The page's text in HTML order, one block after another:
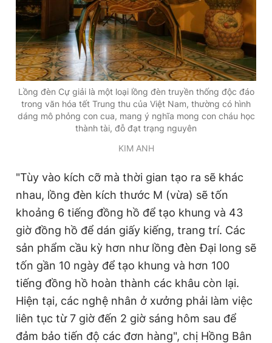
Lồng đèn Cự giải là một loại lồng đèn truyền thống độc đáo
trong văn hóa tết Trung thu của Việt Nam, thường có hình
dáng mô phỏng con cua, mang ý nghĩa mong con cháu học
thành tài, đỗ đạt trạng nguyên
KIM ANH
"Tùy vào kích cỡ mà thời gian tạo ra sẽ khác
nhau, lồng đèn kích thước M (vừa) sẽ tốn
khoảng 6 tiếng đồng hồ để tạo khung và 43
giờ đồng hồ để dán giấy kiếng, trang trí. Các
sản phẩm cầu kỳ hơn như lồng đèn Đại long sẽ
tốn gần 10 ngày để tạo khung và hơn 100
tiếng đồng hồ hoàn thành các khâu còn lại.
Hiện tại, các nghệ nhân ở xưởng phải làm việc
liên tục từ 7 giờ đến 2 giờ sáng hôm sau để
đảm bảo tiến độ các đơn hàng", chị Hồng Bân